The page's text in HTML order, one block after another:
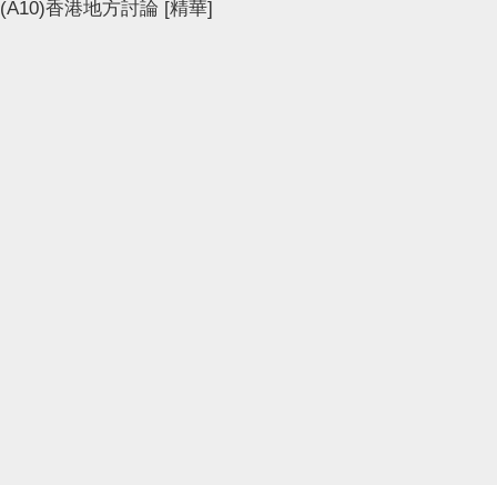
(A10)香港地方討論 [精華]